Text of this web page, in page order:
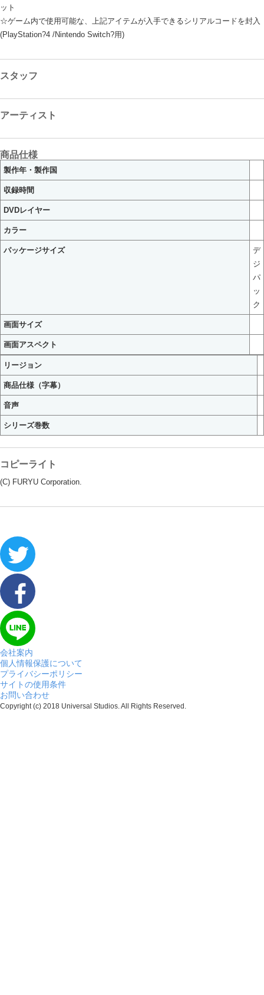
ット
☆ゲーム内で使用可能な、上記アイテムが入手できるシリアルコードを封入
(PlayStation?4 /Nintendo Switch?用)
スタッフ
アーティスト
商品仕様
製作年・製作国
収録時間
DVDレイヤー
カラー
パッケージサイズ
デ
ジ
パ
ッ
ク
画面サイズ
画面アスペクト
リージョン
商品仕様（字幕）
音声
シリーズ巻数
コピーライト
(C) FURYU Corporation.
会社案内
個人情報保護について
プライバシーポリシー
サイトの使用条件
お問い合わせ
Copyright (c) 2018 Universal Studios. All Rights Reserved.